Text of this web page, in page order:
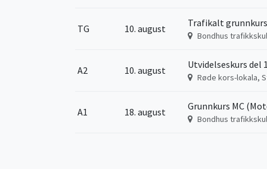
TG 10. august Trafikalt
Bondhus
A2 10. august Utvidelseskurs del
Røde kors-lokala,
A1 18. august Grunnkurs MC
Bondhus